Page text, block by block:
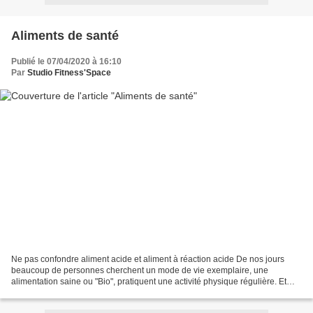
Aliments de santé
Publié le 07/04/2020 à 16:10
Par Studio Fitness'Space
Ne pas confondre aliment acide et aliment à réaction acide De nos jours
beaucoup de personnes cherchent un mode de vie exemplaire, une
alimentation saine ou "Bio", pratiquent une activité physique régulière. Et